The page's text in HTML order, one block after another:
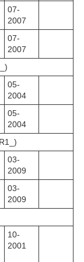
07-
2007
07-
2007
05-
2004
05-
2004
03-
2009
03-
2009
10-
2001